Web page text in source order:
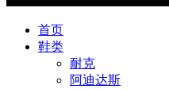
首页
鞋类
耐克
阿迪达斯